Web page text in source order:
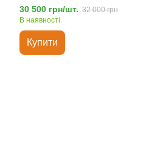
30 500 грн/шт. 32 000 грн
В наявності
Купити